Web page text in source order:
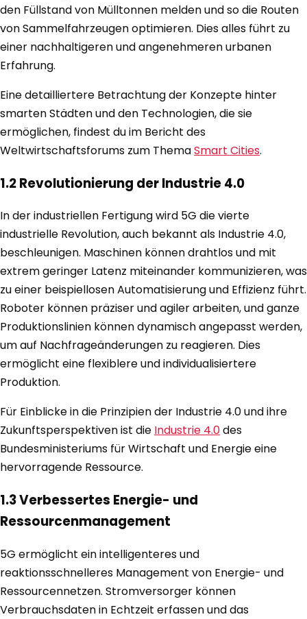
den Füllstand von Mülltonnen melden und so die Routen
von Sammelfahrzeugen optimieren. Dies alles führt zu
einer nachhaltigeren und angenehmeren urbanen
Erfahrung.
Eine detailliertere Betrachtung der Konzepte hinter
smarten Städten und den Technologien, die sie
ermöglichen, findest du im Bericht des
Weltwirtschaftsforums zum ThemaSmart Cities.
1.2 Revolutionierung der Industrie 4.0
In der industriellen Fertigung wird 5G die vierte
industrielle Revolution, auch bekannt als Industrie 4.0,
beschleunigen. Maschinen können drahtlos und mit
extrem geringer Latenz miteinander kommunizieren, was
zu einer beispiellosen Automatisierung und Effizienz führt.
Roboter können präziser und agiler arbeiten, und ganze
Produktionslinien können dynamisch angepasst werden,
um auf Nachfrageänderungen zu reagieren. Dies
ermöglicht eine flexiblere und individualisiertere
Produktion.
Für Einblicke in die Prinzipien der Industrie 4.0 und ihre
Zukunftsperspektiven ist die Industrie 4.0des
Bundesministeriums für Wirtschaft und Energie eine
hervorragende Ressource.
1.3 Verbessertes Energie- und
Ressourcenmanagement
5G ermöglicht ein intelligenteres und
reaktionsschnelleres Management von Energie- und
Ressourcennetzen. Stromversorger können
Verbrauchsdaten in Echtzeit erfassen und das